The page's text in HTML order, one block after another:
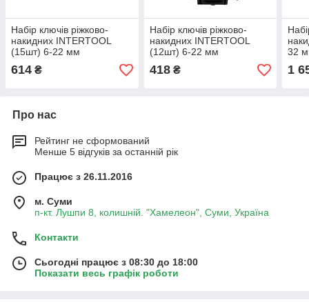
Набір ключів ріжково-
накидних INTERTOOL
(15шт) 6-22 мм
614 ₴
Набір ключів ріжково-
накидних INTERTOOL
(12шт) 6-22 мм
418₴
32
1
Про нас
Рейтинг не сформований
Менше 5 відгуків за останній рік
Працює з 26.11.2016
м. Суми
п-кт. Лушпи 8, колишній. "Хамелеон", Суми, Україна
Контакти
Сьогодні працює з 08:30 до 18:00
Показати весь графік роботи